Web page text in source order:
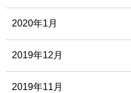
2020年1月
2019年12月
2019年11月